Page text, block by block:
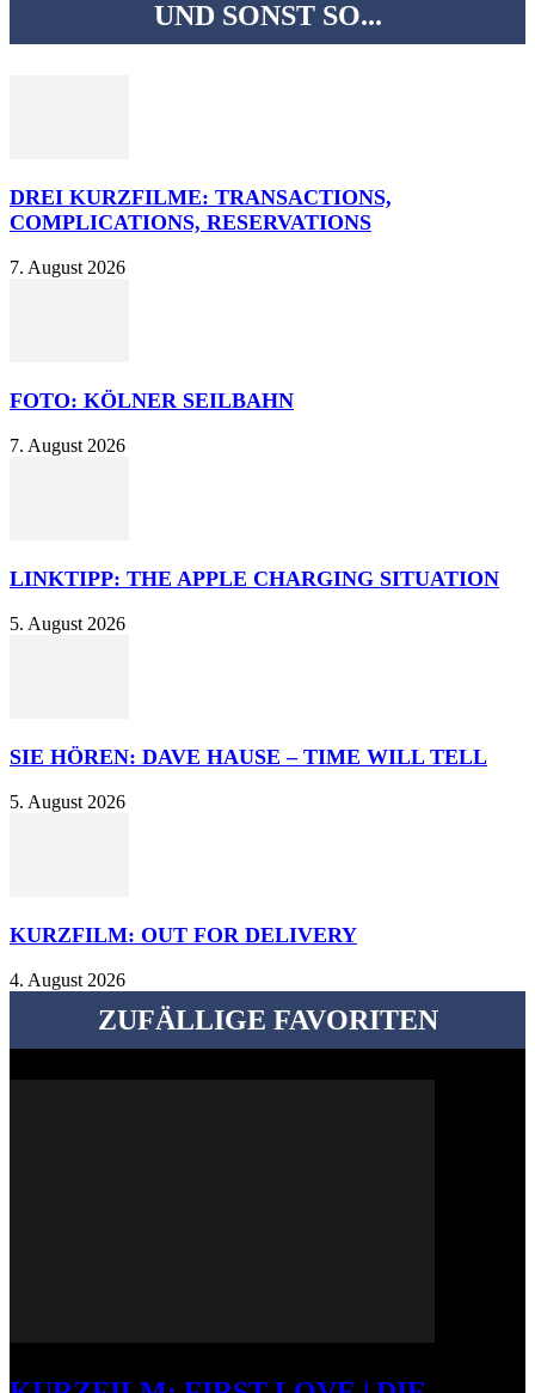
UND SONST SO...
DREI KURZFILME: TRANSACTIONS,
COMPLICATIONS, RESERVATIONS
7. August 2026
FOTO: KÖLNER SEILBAHN
7. August 2026
LINKTIPP: THE APPLE CHARGING SITUATION
5. August 2026
SIE HÖREN: DAVE HAUSE – TIME WILL TELL
5. August 2026
KURZFILM: OUT FOR DELIVERY
4. August 2026
ZUFÄLLIGE FAVORITEN